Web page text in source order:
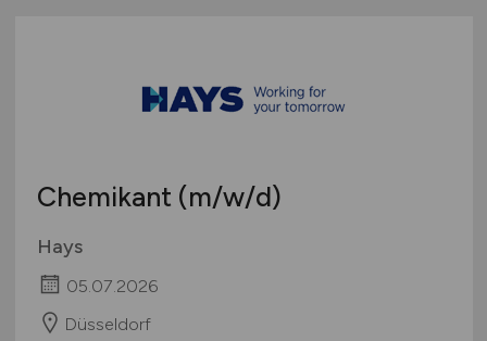
International
Chemikant (m/w/d)
Hays
05.07.2026
Düsseldorf